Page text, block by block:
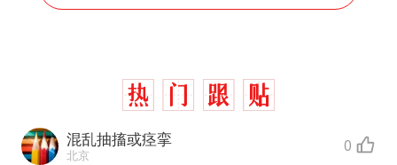
混乱抽搐或痉挛
北京 0